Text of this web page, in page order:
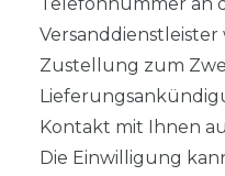
Zustellung zum
Kontakt mit Ihnen
Die Einwilligung